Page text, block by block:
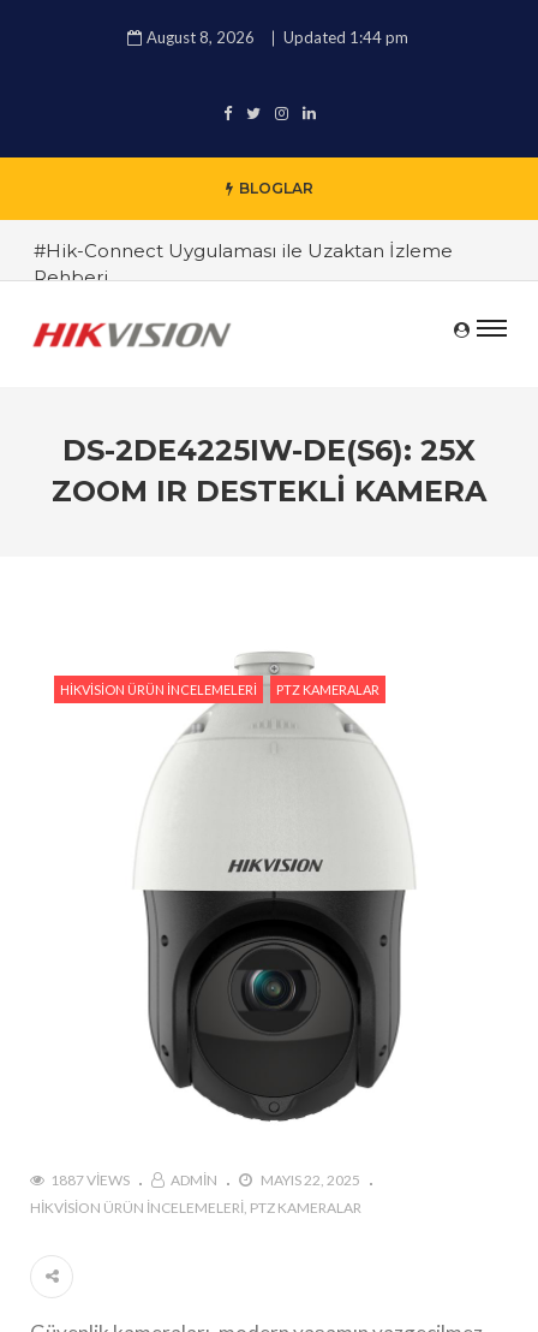
August 8, 2026 Updated 1:44 pm
BLOGLAR
#Hik-Connect Uygulaması ile Uzaktan İzleme
Rehberi
#Hikvision 4K IP Kamera İncelemesi
#Endüstriyel Güvenlik Çözümleri ile İşyerinizi
Koruyun
#TRT Haber Güvenlik Kamerası Alırken Nelere
#Hikvision Bulut Tabanlı Güvenlik Sistemlerinin
Avantajları
#Hikvision AI Teknolojileri ile Güvenlikte Yeni
#Yapay Zeka Destekli Kamera Sistemlerinin
#Hikvision Akıllı Video İzleme: Özellikler ve
DS-2DE4225IW-DE(S6): 25X
ZOOM IR DESTEKLI KAMERA
HIKVISION ÜRÜN İNCELEMELERI PTZ KAMERALAR
1887 VIEWS ADMIN
MAYIS 22, 2025
HIKVISION ÜRÜN İNCELEMELERI PTZ KAMERALAR